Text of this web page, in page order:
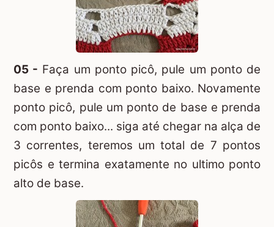
05 - Faça um ponto picô, pule um ponto de
base e prenda com ponto baixo. Novamente
ponto picô, pule um ponto de base e prenda
com ponto baixo... siga até chegar na alça de
3 correntes, teremos um total de 7 pontos
picôs e termina exatamente no ultimo ponto
alto de base.